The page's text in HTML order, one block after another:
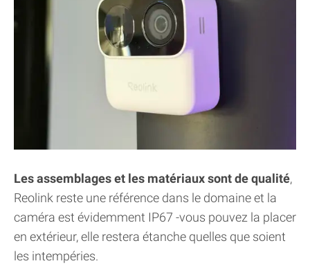
Les assemblages et les matériaux sont de qualité,
Reolink reste une référence dans le domaine et la
caméra est évidemment IP67 -vous pouvez la placer
en extérieur, elle restera étanche quelles que soient
les intempéries.